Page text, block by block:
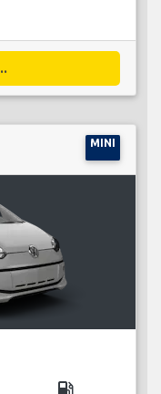
MINI
local_gas_station